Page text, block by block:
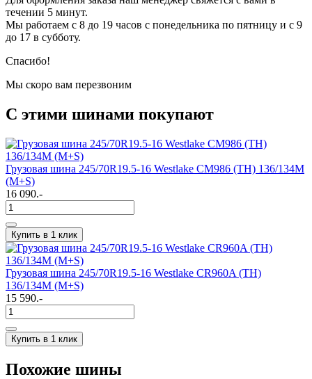
течении 5 минут.
Мы работаем с 8 до 19 часов с понедельника по пятницу и с 9
до 17 в субботу.
Спасибо!
Мы скоро вам перезвоним
С этими шинами покупают
Грузовая шина 245/70R19.5-16 Westlake CM986 (TH) 136/134M
(M+S)
16 090.-
Купить в 1 клик
Грузовая шина 245/70R19.5-16 Westlake CR960A (TH)
136/134M (M+S)
15 590.-
Купить в 1 клик
Похожие шины